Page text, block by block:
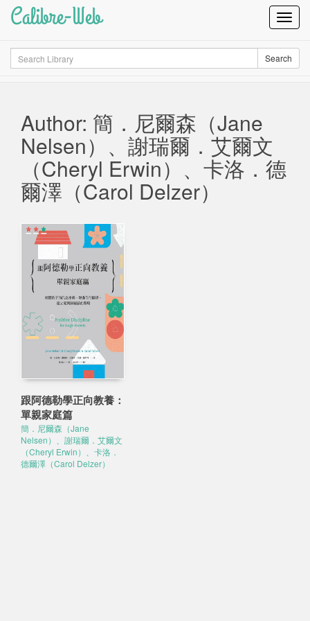
Calibre-Web
Search Search
Author: 簡．尼爾森（Jane
Nelsen）、謝瑞爾．艾爾文
（Cheryl Erwin）、卡洛．德
爾澤（Carol Delzer）
跟阿德勒學正向教養：
單親家庭篇
簡．尼爾森（Jane
Nelsen）、謝瑞爾．艾爾文
（Cheryl Erwin）、卡洛．
德爾澤（Carol Delzer）